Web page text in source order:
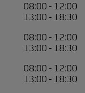
08:00 - 12:00
13:00 - 18:30
08:00 - 12:00
13:00 - 18:30
08:00 - 12:00
13:00 - 18:30